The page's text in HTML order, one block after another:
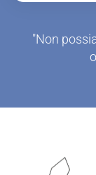
"Non